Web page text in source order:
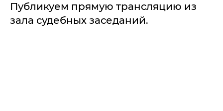
Публикуем прямую трансляцию из
зала судебных заседаний.